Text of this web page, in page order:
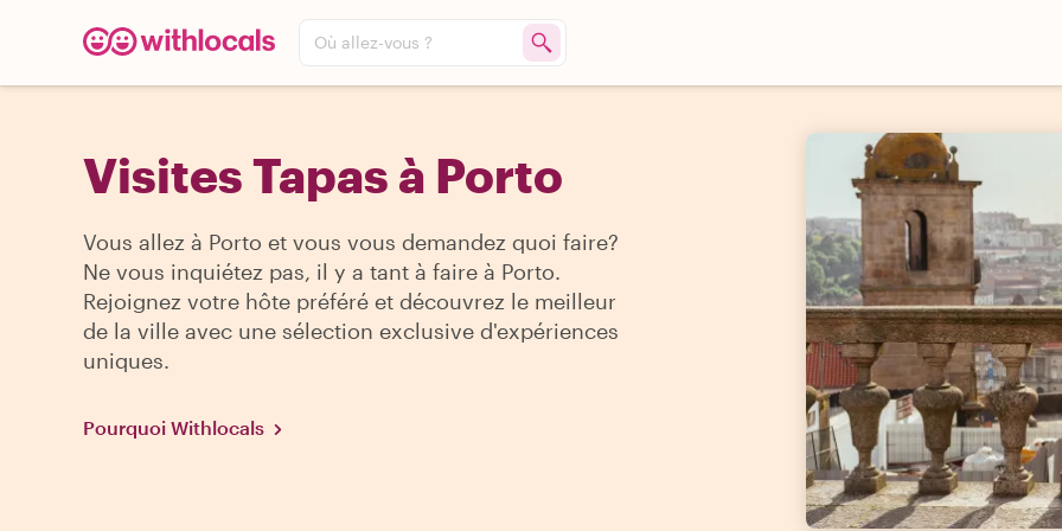
Où allez-vous ?
Visites Tapas à Porto
Vous allez à Porto et vous vous demandez quoi faire?
Ne vous inquiétez pas, il y a tant à faire à Porto.
Rejoignez votre hôte préféré et découvrez le meilleur
de la ville avec une sélection exclusive d'expériences
uniques.
Pourquoi Withlocals